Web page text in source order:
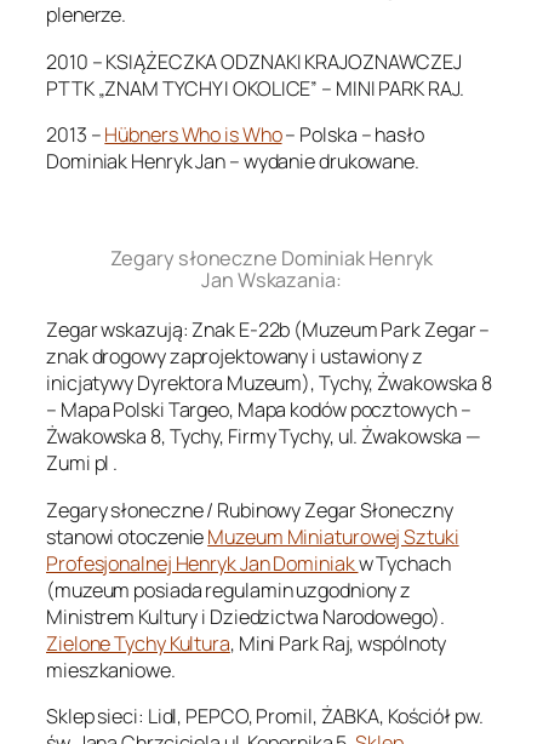
plenerze.
2010 – KSIĄŻECZKA ODZNAKI KRAJOZNAWCZEJ
PTTK „ZNAM TYCHY I OKOLICE” – MINI PARK RAJ.
2013 –Hübners Who is Who– Polska – hasło
Dominiak Henryk Jan – wydanie drukowane.
Zegary słoneczne Dominiak Henryk
Jan Wskazania:
Zegar wskazują: Znak E-22b (Muzeum Park Zegar –
znak drogowy zaprojektowany i ustawiony z
inicjatywy Dyrektora Muzeum), Tychy, Żwakowska 8
– Mapa Polski Targeo, Mapa kodów pocztowych –
Żwakowska 8, Tychy, Firmy Tychy, ul. Żwakowska —
Zumi pl .
Zegary słoneczne / Rubinowy Zegar Słoneczny
stanowi otoczenieMuzeum Miniaturowej Sztuki
Profesjonalnej Henryk Jan Dominiakw Tychach
(muzeum posiada regulamin uzgodniony z
Ministrem Kultury i Dziedzictwa Narodowego).
Zielone Tychy Kultura, Mini Park Raj, wspólnoty
mieszkaniowe.
Sklep sieci: Lidl, PEPCO, Promil, ŻABKA, Kościół pw.